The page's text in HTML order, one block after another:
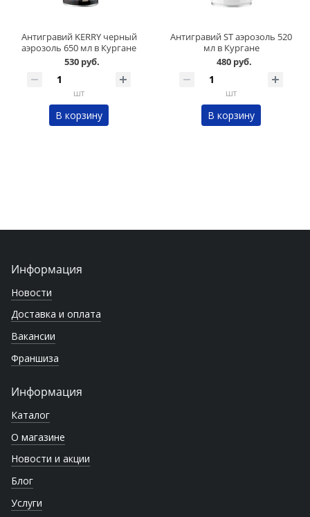
Антигравий KERRY черный
аэрозоль 650 мл в Кургане
530 руб.
шт
В корзину
Антигравий ST аэрозоль 520
мл в Кургане
480 руб.
шт
В корзину
Информация
Новости
Доставка и оплата
Вакансии
Франшиза
Информация
Каталог
О магазине
Новости и акции
Блог
Услуги